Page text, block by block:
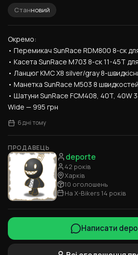
Станновий
Окремо:
• Перемикач SunRace RDM800 8-ск
• Касета SunRace M703 8-ск 11-45T
• Ланцюг KMC X8 silver/gray 8-
• Манетка SunRace M503 8
• Шатуни SunRace FCM408, 40T, 40W
Wide — 995 грн
6 дні тому
ПРОДАВЕЦЬ
deporte
42 років
Харків
10 оголошень
На X-Bikers 14 років
Написати